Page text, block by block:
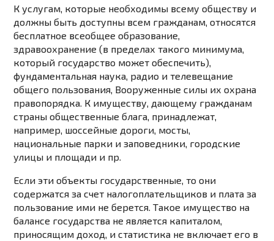
К услугам, которые необходимы всему обществу и
должны быть доступны всем гражданам, относятся
бесплатное всеобщее образование,
здравоохранение (в пределах такого минимума,
который государство может обеспечить),
фундаментальная наука, радио и телевещание
общего пользования, Вооруженные силы их охрана
правопорядка. К имуществу, дающему гражданам
страны общественные блага, принадлежат,
например, шоссейные дороги, мосты,
национальные парки и заповедники, городские
улицы и площади и пр.
Если эти объекты государственные, то они
содержатся за счет налогоплательщиков и плата за
пользование ими не берется. Такое имущество на
балансе государства не является капиталом,
приносящим доход, и статистика не включает его в